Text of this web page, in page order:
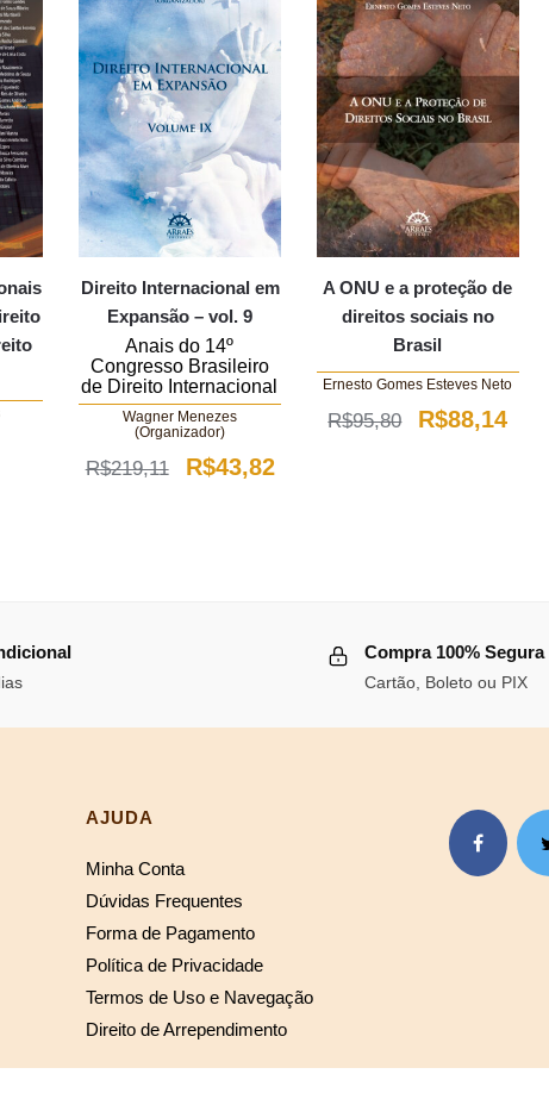
Direito Internacional em
Expansão – vol. 9
Anais do 14º
Congresso Brasileiro
de Direito Internacional
Wagner Menezes
(Organizador)
R$219,11
O
R$43,82O
A ONU e a proteção de
direitos sociais no
Brasil
Ernesto Gomes Esteves Neto
R$95,80
O
R$88,14O
Compra 100% Segura
Cartão, Boleto ou PIX
AJUDA
Minha Conta
Dúvidas Frequentes
Forma de Pagamento
Política de Privacidade
Termos de Uso e Navegação
Direito de Arrependimento